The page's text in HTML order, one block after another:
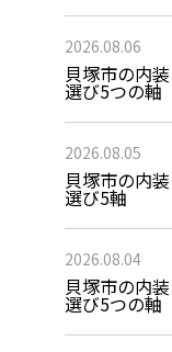
2026.08.06
貝塚市の内
選び5つの軸
2026.08.05
貝塚市の内
選び5軸
2026.08.04
貝塚市の内
選び5つの軸